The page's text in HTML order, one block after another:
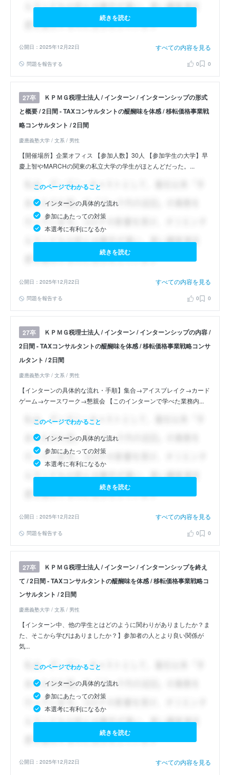
続きを読む
公開日：2025年12月22日 すべての内容を見る
問題を報告する 0 0
27卒
ＫＰＭＧ税理士法人 / インターン / インターンシップの形式
と概要 / 2日間 - TAXコンサルタントの醍醐味を体感 / 移転価格事業戦
略コンサルタント / 2日間
慶應義塾大学 / 文系 / 男性
【開催場所】企業オフィス 【参加人数】30人 【参加学生の大学】早
慶上智やMARCHの関東の私立大学の学生がほとんどだった。...
このページでわかること
インターンの具体的な流れ
参加にあたっての対策
本選考に有利になるか
続きを読む
公開日：2025年12月22日 すべての内容を見る
問題を報告する 0 0
27卒
ＫＰＭＧ税理士法人 / インターン / インターンシップの内容 /
2日間 - TAXコンサルタントの醍醐味を体感 / 移転価格事業戦略コンサ
ルタント / 2日間
慶應義塾大学 / 文系 / 男性
【インターンの具体的な流れ・手順】集合→アイスブレイク→カード
ゲーム→ケースワーク→懇親会 【このインターンで学べた業務内...
このページでわかること
インターンの具体的な流れ
参加にあたっての対策
本選考に有利になるか
続きを読む
公開日：2025年12月22日 すべての内容を見る
問題を報告する 0 0
27卒
ＫＰＭＧ税理士法人 / インターン / インターンシップを終え
て / 2日間 - TAXコンサルタントの醍醐味を体感 / 移転価格事業戦略コ
ンサルタント / 2日間
慶應義塾大学 / 文系 / 男性
【インターン中、他の学生とはどのように関わりがありましたか？ま
た、そこから学びはありましたか？】参加者の人とより良い関係が
気...
このページでわかること
インターンの具体的な流れ
参加にあたっての対策
本選考に有利になるか
続きを読む
公開日：2025年12月22日 すべての内容を見る